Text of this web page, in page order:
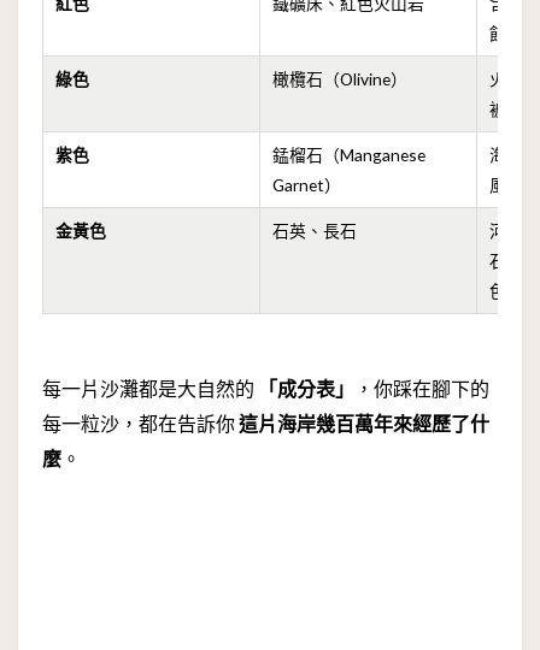
蝕崩落
綠色 橄欖石（Olivine）
火山
被海
紫色
錳榴石（Manganese
Garnet）
海岸
風浪
金黃色 石英、長石
河流
石英
色
每一片沙灘都是大自然的 「成分表」
，你踩在腳下的
每一粒沙，都在告訴你這片海岸幾百萬年來經歷了什
麼 。